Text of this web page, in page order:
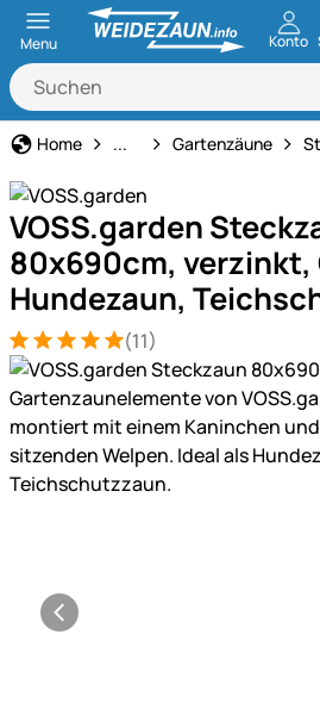
Menu Konto
Home Haus und Hof
... Gartenzäune
VOSS.garden
80x690cm, verzinkt,
Hundezaun,
Bewertung: 5 von 5 (11
11 Bewertungen
(11)
Produktgalerie